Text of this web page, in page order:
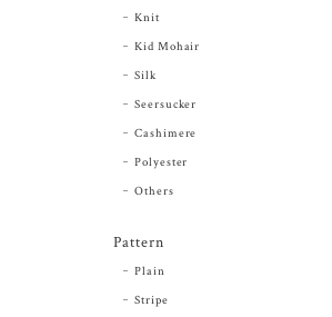
Knit
Kid Mohair
Silk
Seersucker
Cashimere
Polyester
Others
Pattern
Plain
Stripe